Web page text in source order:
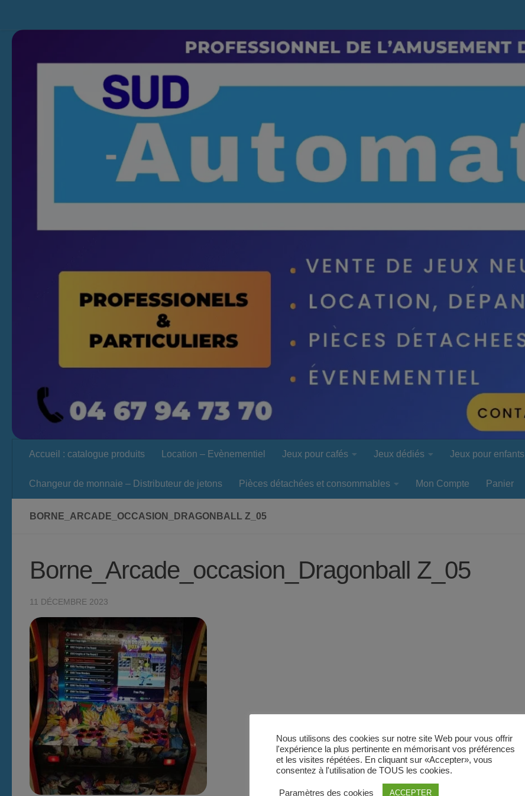
Accueil : catalogue produits Location – Evènementiel Jeux pour cafés Jeux dédiés Jeux pour enfants
Changeur de monnaie – Distributeur de jetons Pièces détachées et consommables Mon Compte Panier
BORNE_ARCADE_OCCASION_DRAGONBALL Z_05
Borne_Arcade_occasion_Dragonball Z_05
11 DÉCEMBRE 2023
Nous utilisons des cookies sur notre site Web pour vous offrir
l'expérience la plus pertinente en mémorisant vos préférences
et les visites répétées. En cliquant sur «Accepter», vous
consentez à l'utilisation de TOUS les cookies.
Paramètres des cookies ACCEPTER